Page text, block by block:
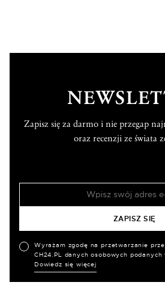
Zapisz się za darmo i nie przegap
oraz recenzji ze świata
Wyrażam zgodę na przetwarzanie
CH24.PL danych osobowych podanych
Dowiedz się więcej